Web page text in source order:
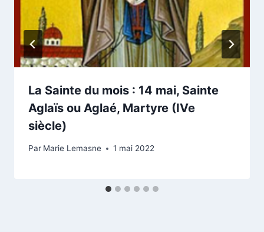
La Sainte du mois : 14 mai, Sainte
Aglaïs ou Aglaé, Martyre (IVe
siècle)
Par Marie Lemasne 1 mai 2022